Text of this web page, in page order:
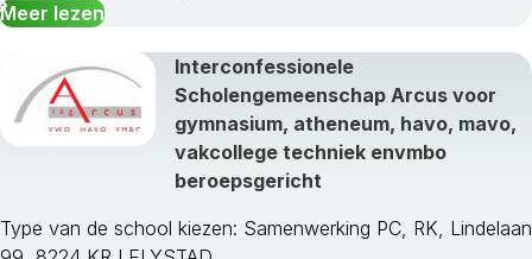
Meer lezen
Interconfessionele
Scholengemeenschap Arcus voor
gymnasium, atheneum, havo, mavo,
vakcollege techniek envmbo
beroepsgericht
Type van de school kiezen: Samenwerking PC, RK, Lindelaan